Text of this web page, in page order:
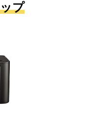
プ